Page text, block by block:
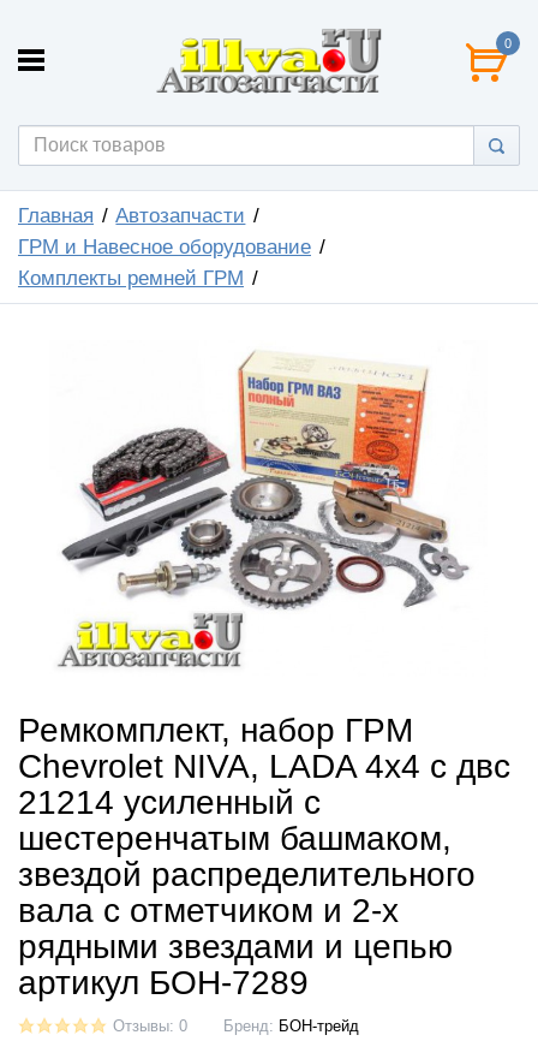
0
Главная
Автозапчасти
ГРМ и Навесное оборудование
Комплекты ремней ГРМ
Ремкомплект, набор ГРМ
Chevrolet NIVA, LADA 4х4 с двс
21214 усиленный с
шестеренчатым башмаком,
звездой распределительного
вала с отметчиком и 2-х
рядными звездами и цепью
артикул БОН-7289
Отзывы: 0 Бренд: БОН-трейд